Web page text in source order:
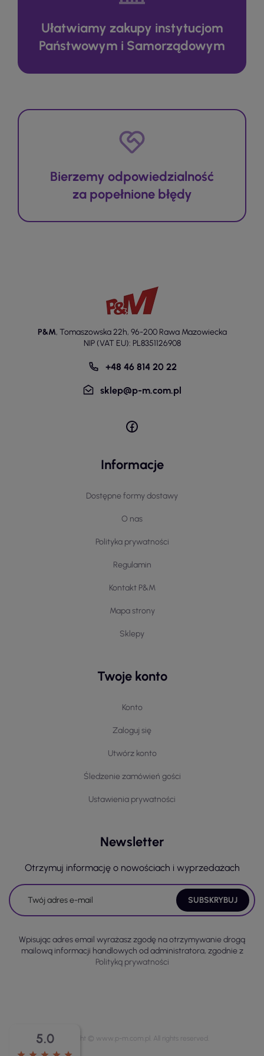
Ułatwiamy zakupy instytucjom
Państwowym i Samorządowym
Bierzemy odpowiedzialność
za popełnione błędy
P&M, Tomaszowska 22h, 96-200 Rawa Mazowiecka
NIP (VAT EU): PL8351126908
+48 46 814 20 22
sklep@p-m.com.pl
Informacje
Dostępne formy dostawy
O nas
Polityka prywatności
Regulamin
Kontakt P&M
Mapa strony
Sklepy
Twoje konto
Konto
Zaloguj się
Utwórz konto
Śledzenie zamówień gości
Ustawienia prywatności
Newsletter
Otrzymuj informację o nowościach i wyprzedażach
Wpisując adres email wyrażasz zgodę na otrzymywanie drogą
mailową informacji handlowych od administratora, zgodnie z
Polityką prywatności
5.0 Copyright © www.p-m.com.pl. All rights reserved.